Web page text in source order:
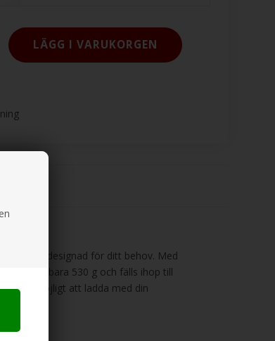
fläkt designad för ditt behov. Med
väger bara 530 g och fälls ihop till
det möjligt att ladda med din